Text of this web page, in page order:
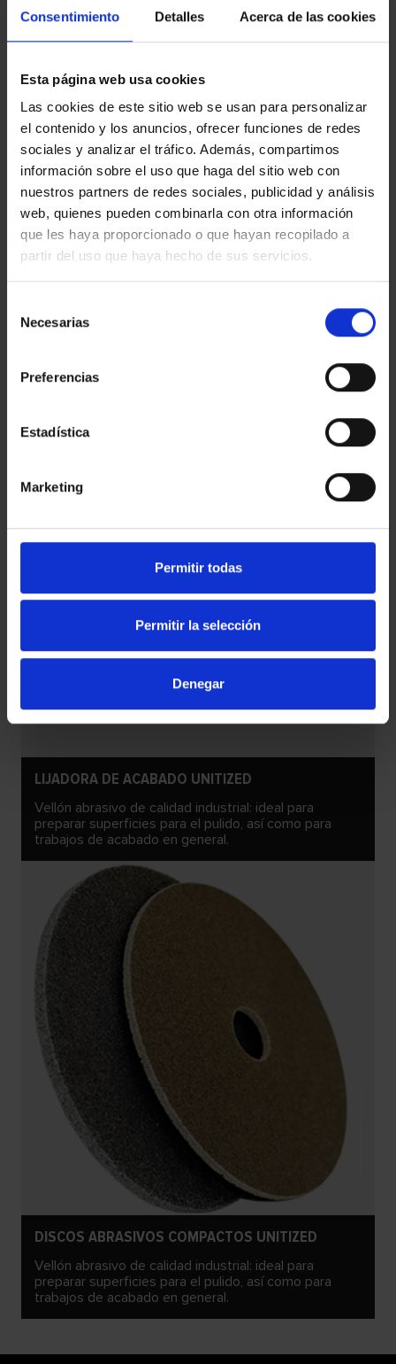
Consentimiento Detalles Acerca de las cookies
Esta página web usa cookies
Las cookies de este sitio web se usan para personalizar
el contenido y los anuncios, ofrecer funciones de redes
sociales y analizar el tráfico. Además, compartimos
información sobre el uso que haga del sitio web con
nuestros partners de redes sociales, publicidad y análisis
web, quienes pueden combinarla con otra información
que les haya proporcionado o que hayan recopilado a
partir del uso que haya hecho de sus servicios.
Necesarias
Preferencias
Estadística
Marketing
Permitir todas
Permitir la selección
Denegar
DISCOS DE LIBERACIÓN RÁPIDA UNITIZED
preparar superficies para el pulido, así como para
trabajos de acabado en general.
LIJADORA DE ACABADO UNITIZED
Vellón abrasivo de calidad industrial: ideal para
preparar superficies para el pulido, así como para
trabajos de acabado en general.
DISCOS ABRASIVOS COMPACTOS UNITIZED
Vellón abrasivo de calidad industrial: ideal para
preparar superficies para el pulido, así como para
trabajos de acabado en general.